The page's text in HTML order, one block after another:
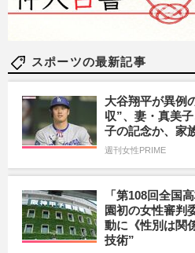
スポーツの最新記事
大谷翔平が異例
収”、妻・真美
子の記念か、家
週刊女性PRIME
「第108回全国
園初の女性審判
動に《性別は関
技術”